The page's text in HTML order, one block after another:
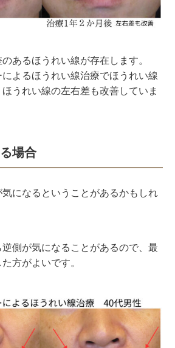
あるほうれい線が存在します。
よるほうれい線治療でほうれい線
うれい線の左右差も改善していま
場合
になるということがあるかもしれ
側が気になることがあるので、最
方がよいです。